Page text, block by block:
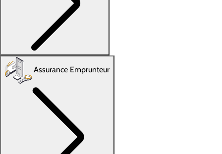
Assurance Emprunteur